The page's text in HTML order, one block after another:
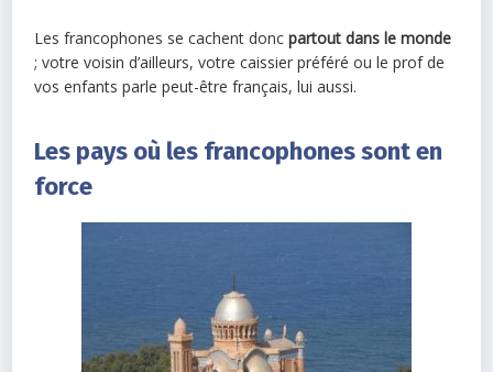
Les francophones se cachent doncpartout dans le monde
; votre voisin d’ailleurs, votre caissier préféré ou le prof de
vos enfants parle peut-être français, lui aussi.
Les pays où les francophones sont en
force